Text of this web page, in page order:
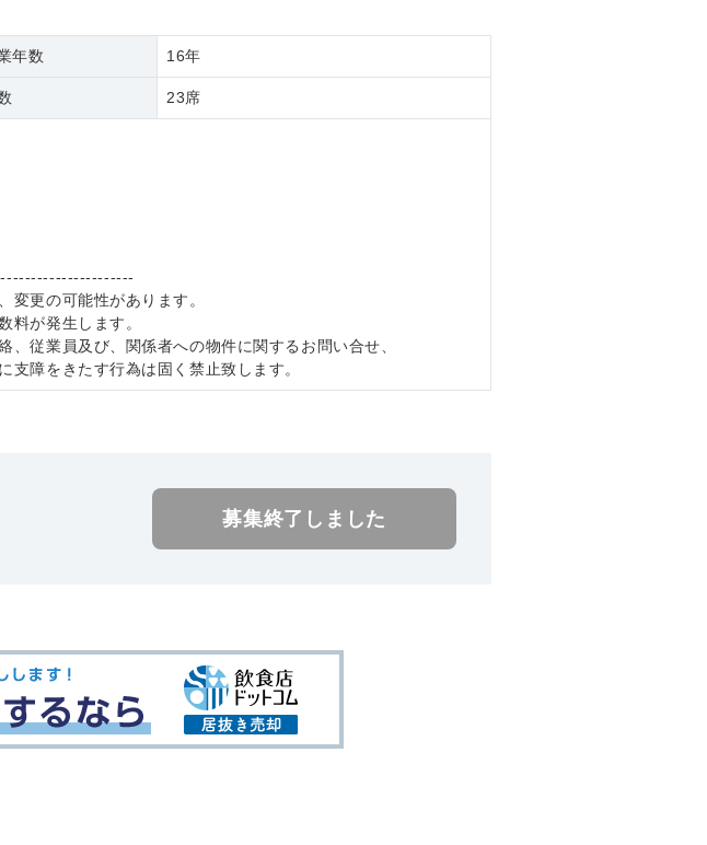
年数 16年
23席
更の可能性があります。
料が発生します。
従業員及び、関係者への物件に関するお問い合せ、
障をきたす行為は固く禁止致します。
募集終了しました